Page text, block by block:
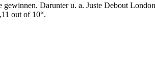
Darunter u. a. Juste Debout
out of 10“.